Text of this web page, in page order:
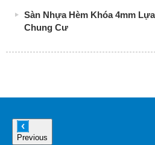
Sàn Nhựa Hèm Khóa 4mm
Chung Cư
Previous